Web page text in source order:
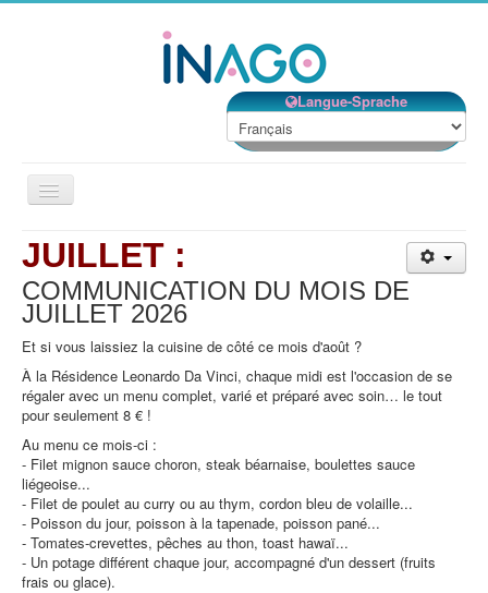
Langue-Sprache
Basculer
la
Accueil
Nos établissements
Nos services
Notre Structure
Bénévolat
Contact
EMPLOIS
Protection des données
JUILLET :
COMMUNICATION DU MOIS DE
JUILLET 2026
Et si vous laissiez la cuisine de côté ce mois d'août ?
À la Résidence Leonardo Da Vinci, chaque midi est l'occasion de se
régaler avec un menu complet, varié et préparé avec soin… le tout
pour seulement 8 € !
Au menu ce mois-ci :
- Filet mignon sauce choron, steak béarnaise, boulettes sauce
liégeoise...
- Filet de poulet au curry ou au thym, cordon bleu de volaille...
- Poisson du jour, poisson à la tapenade, poisson pané...
- Tomates-crevettes, pêches au thon, toast hawaï...
- Un potage différent chaque jour, accompagné d'un dessert (fruits
frais ou glace).